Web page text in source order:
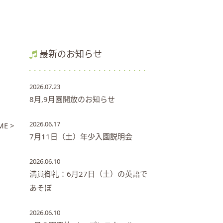
>
最新のお知らせ
2026.07.23
8月,9月園開放のお知らせ
2026.06.17
7月11日（土）年少入園説明会
2026.06.10
満員御礼：6月27日（土）の英語で
あそぼ
2026.06.10